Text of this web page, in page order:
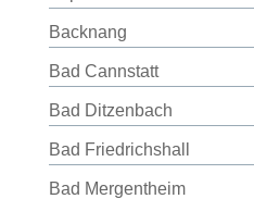
Backnang
Bad Cannstatt
Bad Ditzenbach
Bad Friedrichshall
Bad Mergentheim